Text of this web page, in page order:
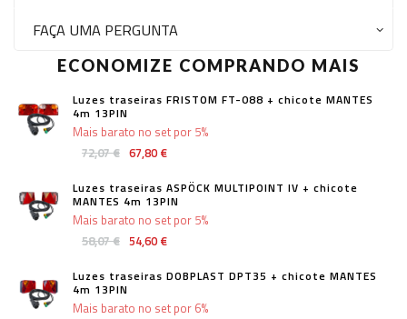
FAÇA UMA PERGUNTA
ECONOMIZE COMPRANDO MAIS
Luzes traseiras FRISTOM FT-088 + chicote MANTES
4m 13PIN
72,07 € 67,80 €
Mais barato no set por 5%
Luzes traseiras ASPÖCK MULTIPOINT IV + chicote
MANTES 4m 13PIN
58,07 € 54,60 €
Mais barato no set por 5%
Luzes traseiras DOBPLAST DPT35 + chicote MANTES
4m 13PIN
Mais barato no set por 6%